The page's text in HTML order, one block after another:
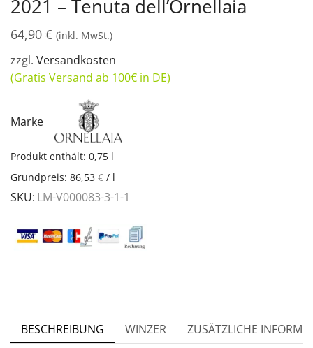
2021 – Tenuta dell’Ornellaia
64,90 € (inkl. MwSt.)
zzgl. Versandkosten
(Gratis Versand ab 100€ in DE)
Marke
Produkt enthält: 0,75 l
Grundpreis: 86,53 € / l
SKU: LM-V000083-3-1-1
BESCHREIBUNG WINZER ZUSÄTZLICHE